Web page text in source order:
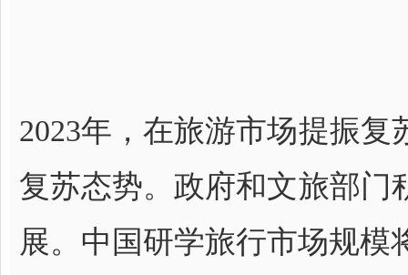
2023年，在旅游市场提振
复苏态势。政府和文旅部门
展。中国研学旅行市场规模